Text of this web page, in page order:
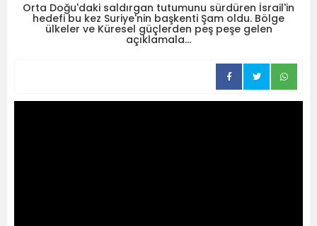
Orta Doğu'daki saldırgan tutumunu sürdüren İsrail'in
hedefi bu kez Suriye'nin başkenti Şam oldu. Bölge
ülkeler ve Küresel güçlerden peş peşe gelen
açıklamala...